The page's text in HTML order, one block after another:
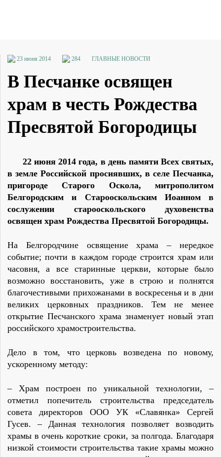
23 июня 2014 284 ГЛАВНЫЕ НОВОСТИ
В Песчанке освящен
храм в честь Рождества
Пресвятой Богородицы
22 июня 2014 года, в день памяти Всех святых,
в земле Российской просиявших, в селе Песчанка,
пригороде Старого Оскола, митрополитом
Белгородским и Старооскольским Иоанном в
сослужении старооскольского духовенства
освящен храм Рождества Пресвятой Богородицы.
На Белгородчине освящение храма – нередкое
событие; почти в каждом городе строится храм или
часовня, а все старинные церкви, которые было
возможно восстановить, уже в строю и полнятся
благочестивыми прихожанами в воскресенья и в дни
великих церковных праздников. Тем не менее
открытие Песчанского храма знаменует новый этап
российского храмостроительства.
Дело в том, что церковь возведена по новому,
ускоренному методу:
– Храм построен по уникальной технологии, –
отметил попечитель строительства председатель
совета директоров ООО УК «Славянка» Сергей
Гусев. – Данная технология позволяет возводить
храмы в очень короткие сроки, за полгода. Благодаря
низкой стоимости строительства такие храмы можно